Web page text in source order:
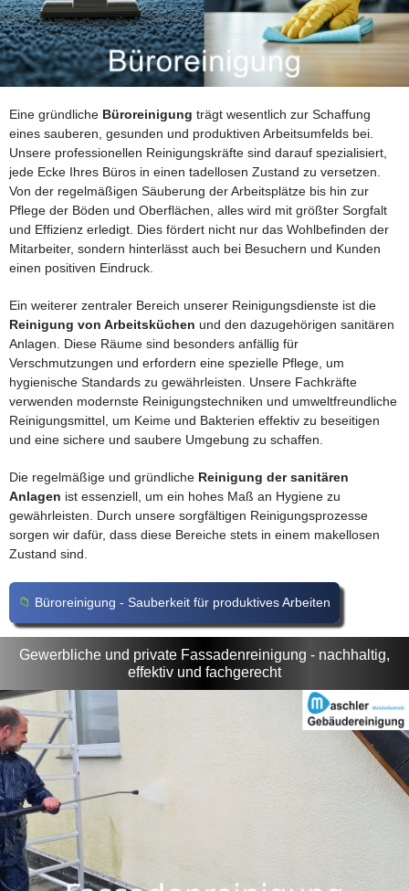
Eine gründliche Büroreinigung trägt wesentlich zur Schaffung
eines sauberen, gesunden und produktiven Arbeitsumfelds bei.
Unsere professionellen Reinigungskräfte sind darauf spezialisiert,
jede Ecke Ihres Büros in einen tadellosen Zustand zu versetzen.
Von der regelmäßigen Säuberung der Arbeitsplätze bis hin zur
Pflege der Böden und Oberflächen, alles wird mit größter Sorgfalt
und Effizienz erledigt. Dies fördert nicht nur das Wohlbefinden der
Mitarbeiter, sondern hinterlässt auch bei Besuchern und Kunden
einen positiven Eindruck.
Ein weiterer zentraler Bereich unserer Reinigungsdienste ist die
Reinigung von Arbeitsküchen und den dazugehörigen sanitären
Anlagen. Diese Räume sind besonders anfällig für
Verschmutzungen und erfordern eine spezielle Pflege, um
hygienische Standards zu gewährleisten. Unsere Fachkräfte
verwenden modernste Reinigungstechniken und umweltfreundliche
Reinigungsmittel, um Keime und Bakterien effektiv zu beseitigen
und eine sichere und saubere Umgebung zu schaffen.
Die regelmäßige und gründliche Reinigung der sanitären
Anlagen ist essenziell, um ein hohes Maß an Hygiene zu
gewährleisten. Durch unsere sorgfältigen Reinigungsprozesse
sorgen wir dafür, dass diese Bereiche stets in einem makellosen
Zustand sind.
Büroreinigung - Sauberkeit für produktives Arbeiten
Gewerbliche und private Fassadenreinigung - nachhaltig,
effektiv und fachgerecht